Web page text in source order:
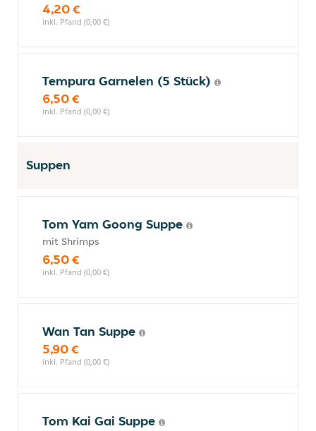
4,20 €
inkl. Pfand (0,00 €)
Tempura Garnelen (5 Stück)
6,50 €
inkl. Pfand (0,00 €)
Suppen
Tom Yam Goong Suppe
mit Shrimps
6,50 €
inkl. Pfand (0,00 €)
Wan Tan Suppe
5,90 €
inkl. Pfand (0,00 €)
Tom Kai Gai Suppe